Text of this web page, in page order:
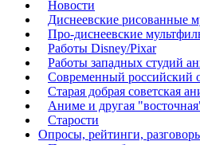
Новости
Диснеевские рисованные
Про-диснеевские
Работы Disney/Pixar
Работы западных студий
Современный российский
Старая добрая советская
Аниме и другая
Старости
Опросы, рейтинги,